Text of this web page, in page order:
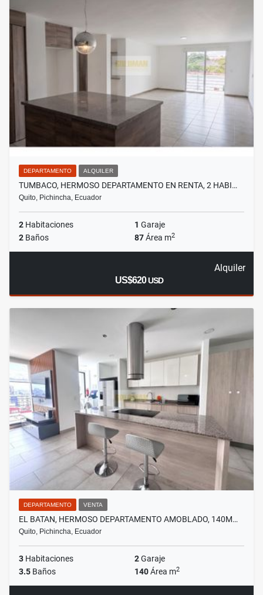
DEPARTAMENTO ALQUILER
TUMBACO, HERMOSO DEPARTAMENTO EN RENTA, 2 HABI…
Quito, Pichincha, Ecuador
2 Habitaciones 1 Garaje
2 Baños 87Área m2
Alquiler
US$620USD
DEPARTAMENTO VENTA
EL BATAN, HERMOSO DEPARTAMENTO AMOBLADO, 140M…
Quito, Pichincha, Ecuador
3 Habitaciones 2Garaje
3.5 Baños 140Área m2